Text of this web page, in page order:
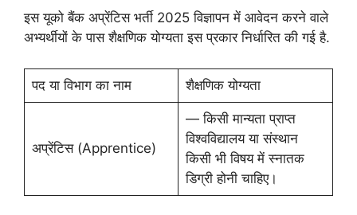
इस यूको बैंक अप्रेंटिस भर्ती 2025 विज्ञापन में आवेदन करने वाले
अभ्यर्थीयों के पास शैक्षणिक योग्यता इस प्रकार निर्धारित की गई है.
पद या विभाग का नाम शैक्षणिक योग्यता
अप्रेंटिस (Apprentice)
— किसी मान्यता प्राप्त
विश्वविद्यालय या संस्थान
किसी भी विषय में स्नातक
डिग्री होनी चाहिए।